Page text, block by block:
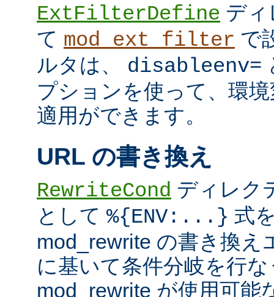
ExtFilterDefine デ
て mod_ext_filter で
ルタは、 disableenv=
プションを使って、環
適用ができます。
URL の書き換え
RewriteCond ディレク
として %{ENV:...} 式
mod_rewrite の書き換え
に基いて条件分岐を行
mod_rewrite が使用可能